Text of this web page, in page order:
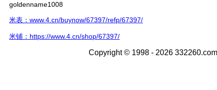
goldenname1008
米表：www.4.cn/buynow/67397/refp/67397/
米铺：https://www.4.cn/shop/67397/
Copyright © 1998 - 2026